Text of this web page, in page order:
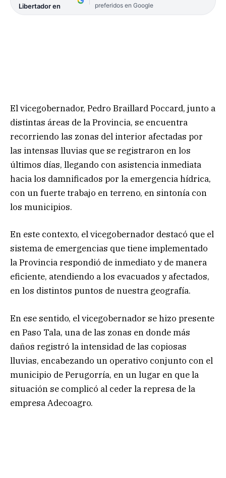
Libertador en
preferidos en Google
El vicegobernador, Pedro Braillard Poccard, junto a
distintas áreas de la Provincia, se encuentra
recorriendo las zonas del interior afectadas por
las intensas lluvias que se registraron en los
últimos días, llegando con asistencia inmediata
hacia los damnificados por la emergencia hídrica,
con un fuerte trabajo en terreno, en sintonía con
los municipios.
En este contexto, el vicegobernador destacó que el
sistema de emergencias que tiene implementado
la Provincia respondió de inmediato y de manera
eficiente, atendiendo a los evacuados y afectados,
en los distintos puntos de nuestra geografía.
En ese sentido, el vicegobernador se hizo presente
en Paso Tala, una de las zonas en donde más
daños registró la intensidad de las copiosas
lluvias, encabezando un operativo conjunto con el
municipio de Perugorría, en un lugar en que la
situación se complicó al ceder la represa de la
empresa Adecoagro.